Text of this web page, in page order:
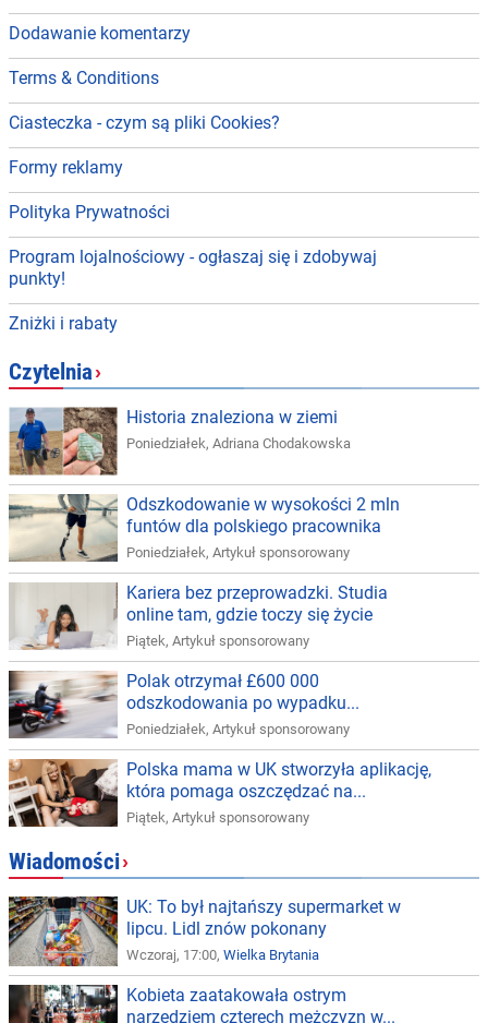
Dodawanie komentarzy
Terms & Conditions
Ciasteczka - czym są pliki Cookies?
Formy reklamy
Polityka Prywatności
Program lojalnościowy - ogłaszaj się i zdobywaj
punkty!
Zniżki i rabaty
Czytelnia›
Historia znaleziona w ziemi
Poniedziałek, Adriana Chodakowska
Odszkodowanie w wysokości 2 mln
funtów dla polskiego pracownika
Poniedziałek, Artykuł sponsorowany
Kariera bez przeprowadzki. Studia
online tam, gdzie toczy się życie
Piątek, Artykuł sponsorowany
Polak otrzymał £600 000
odszkodowania po wypadku...
Poniedziałek, Artykuł sponsorowany
Polska mama w UK stworzyła aplikację,
która pomaga oszczędzać na...
Piątek, Artykuł sponsorowany
Wiadomości›
UK: To był najtańszy supermarket w
lipcu. Lidl znów pokonany
Wczoraj, 17:00, Wielka Brytania
Kobieta zaatakowała ostrym
narzędziem czterech mężczyzn w...